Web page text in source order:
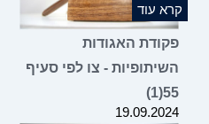
קרא עוד
פקודת האגודות
השיתופיות - צו לפי סעיף
19.09.2024